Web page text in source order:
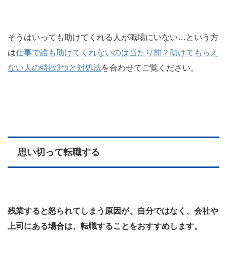
そうはいっても助けてくれる人が職場にいない…という方
は仕事で誰も助けてくれないのは当たり前？助けてもらえ
ない人の特徴3つと対処法を合わせてご覧ください。
思い切って転職する
残業すると怒られてしまう原因が、自分ではなく、会社や
上司にある場合は、転職することをおすすめします。